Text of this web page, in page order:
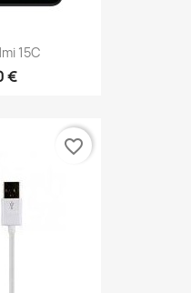
15C
€
favorite_border